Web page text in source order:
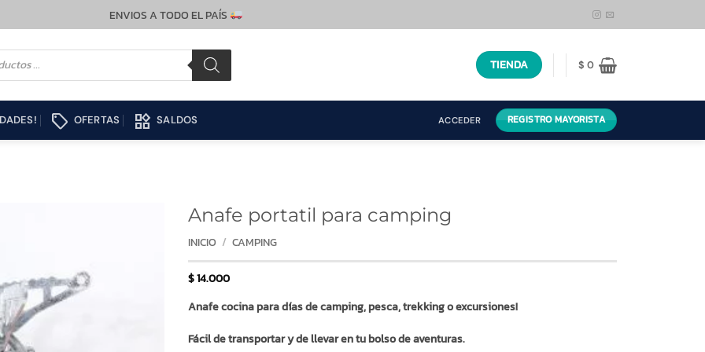
ENVIOS A TODO EL PAÍS
TIENDA $ 0
local_offer OFERTAS widgets SALDOS ACCEDER REGISTRO MAYORISTA
Anafe portatil para camping
INICIO / CAMPING
$14.000
Anafe cocina para días de camping, pesca, trekking o excursiones!
Fácil de transportar y de llevar en tu bolso de aventuras.